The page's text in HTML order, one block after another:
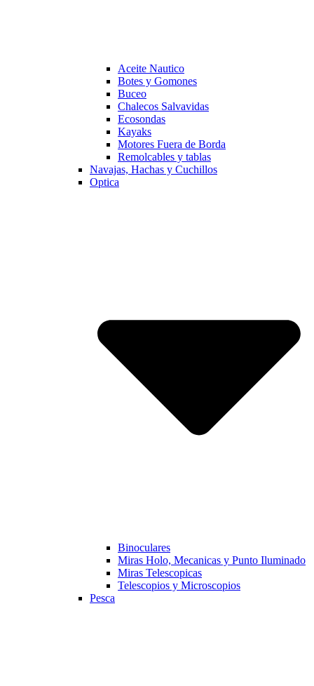
Aceite Nautico
Botes y Gomones
Buceo
Chalecos Salvavidas
Ecosondas
Kayaks
Motores Fuera de Borda
Remolcables y tablas
Navajas, Hachas y Cuchillos
Optica
Binoculares
Miras Holo, Mecanicas y Punto Iluminado
Miras Telescopicas
Telescopios y Microscopios
Pesca